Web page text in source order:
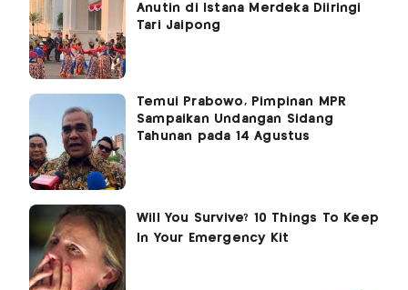
Anutin di Istana Merdeka Diiringi
Tari Jaipong
Temui Prabowo, Pimpinan MPR
Sampaikan Undangan Sidang
Tahunan pada 14 Agustus